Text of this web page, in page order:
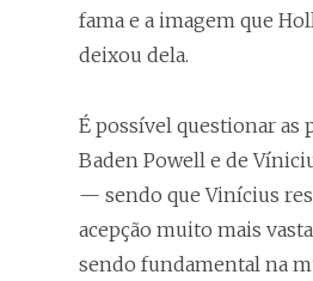
fama e a imagem que
deixou dela.
É possível questionar as
Baden Powell e de
— sendo que Vinícius
acepção muito mais
sendo fundamental na